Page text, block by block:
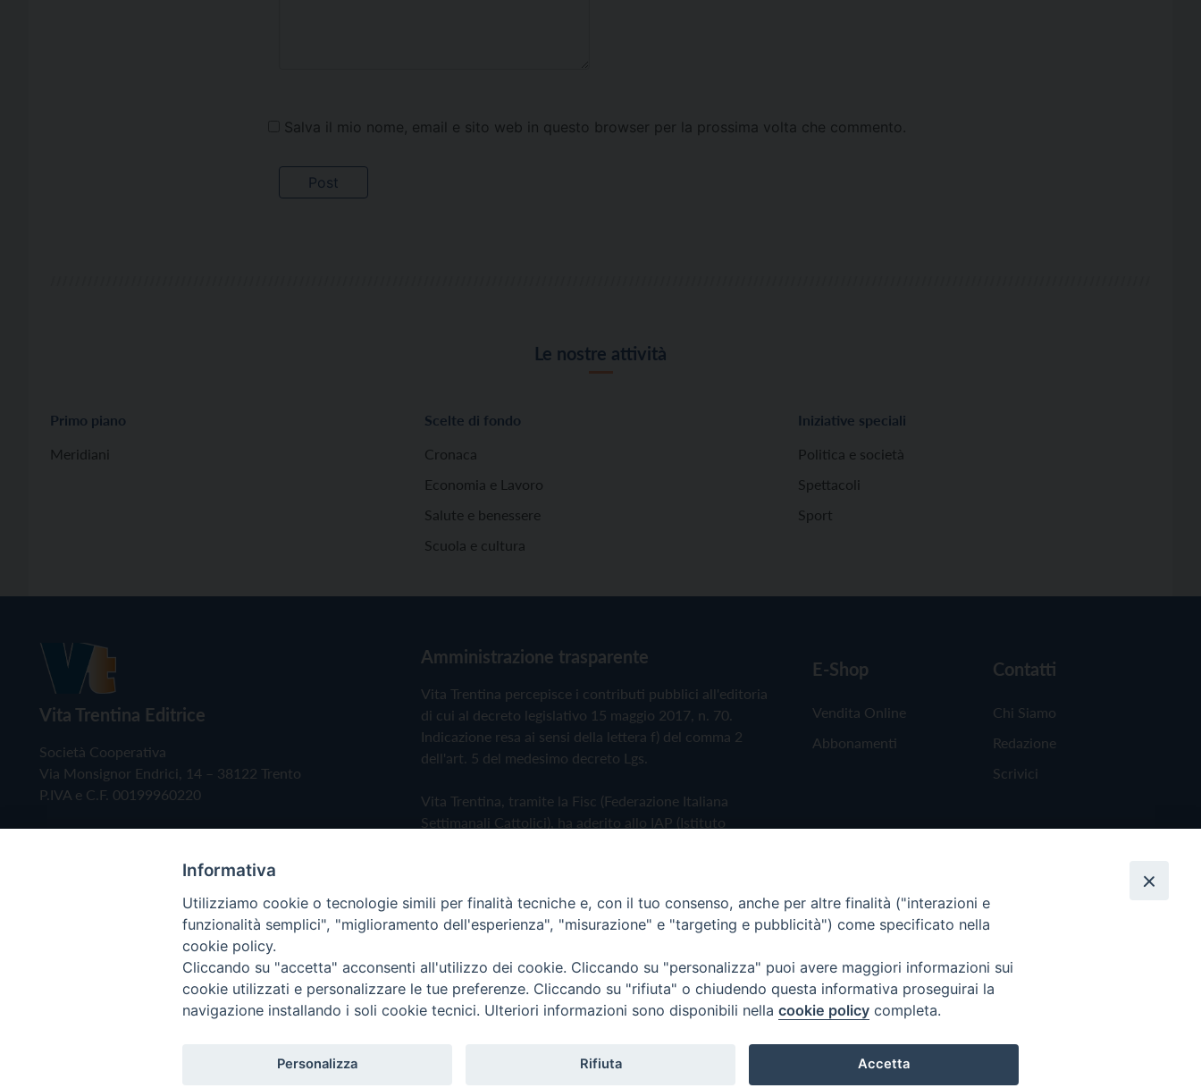
Salva il mio nome, email e sito web in questo browser per la prossima volta che commento.
Le nostre attività
Primo piano
Meridiani
Scelte di fondo
Cronaca
Economia e Lavoro
Salute e benessere
Scuola e cultura
Iniziative speciali
Politica e società
Spettacoli
Sport
Vita Trentina Editrice
Società Cooperativa
Via Monsignor Endrici, 14 – 38122 Trento
P.IVA e C.F. 00199960220
Amministrazione trasparente
Vita Trentina percepisce i contributi pubblici all'editoria
di cui al decreto legislativo 15 maggio 2017, n. 70.
Indicazione resa ai sensi della lettera f) del comma 2
dell'art. 5 del medesimo decreto Lgs.
Vita Trentina, tramite la Fisc (Federazione Italiana
Settimanali Cattolici), ha aderito allo IAP (Istituto
Privacy Policy Cookie Policy
E-Shop
Vendita Online
Abbonamenti
Contatti
Chi Siamo
Redazione
Scrivici
Copyright © 2019 - Tutti i diritti riservati - Vita Trentina Editrice
Informativa
Utilizziamo cookie o tecnologie simili per finalità tecniche e, con il tuo consenso, anche per altre finalità ("interazioni e
funzionalità semplici", "miglioramento dell'esperienza", "misurazione" e "targeting e pubblicità") come specificato nella
cookie policy.
Cliccando su "accetta" acconsenti all'utilizzo dei cookie. Cliccando su "personalizza" puoi avere maggiori informazioni sui
cookie utilizzati e personalizzare le tue preferenze. Cliccando su "rifiuta" o chiudendo questa informativa proseguirai la
navigazione installando i soli cookie tecnici. Ulteriori informazioni sono disponibili nella cookie policy completa.
Personalizza Rifiuta Accetta